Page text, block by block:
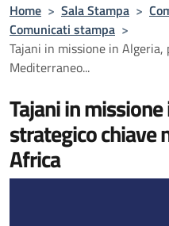
Home > Sala Stampa >
Comunicati stampa >
Tajani in missione in
Mediterraneo...
Tajani in
strategico chiave
Africa